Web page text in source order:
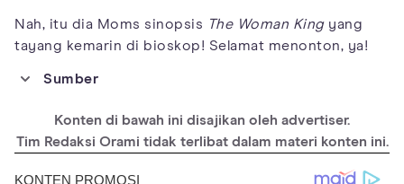
Nah, itu dia Moms sinopsis The Woman Kingyang
tayang kemarin di bioskop! Selamat menonton, ya!
Sumber
https://en.wikipedia.org/wiki/The_Woman_King
Konten di bawah ini disajikan oleh advertiser.
Tim Redaksi Orami tidak terlibat dalam materi konten ini.